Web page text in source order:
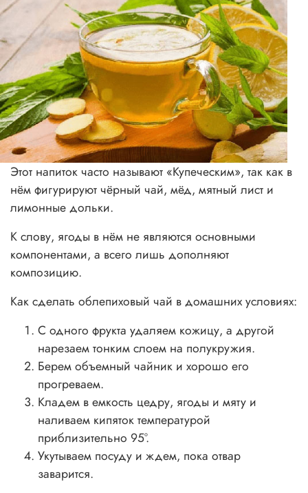
Этот напиток часто называют «Купеческим», так как в
нём фигурируют чёрный чай, мёд, мятный лист и
лимонные дольки.
К слову, ягоды в нём не являются основными
компонентами, а всего лишь дополняют
композицию.
Как сделать облепиховый чай в домашних условиях:
С одного фрукта удаляем кожицу, а другой
нарезаем тонким слоем на полукружия.
Берем объемный чайник и хорошо его
прогреваем.
Кладем в емкость цедру, ягоды и мяту и
наливаем кипяток температурой
приблизительно 95°.
Укутываем посуду и ждем, пока отвар
заварится.